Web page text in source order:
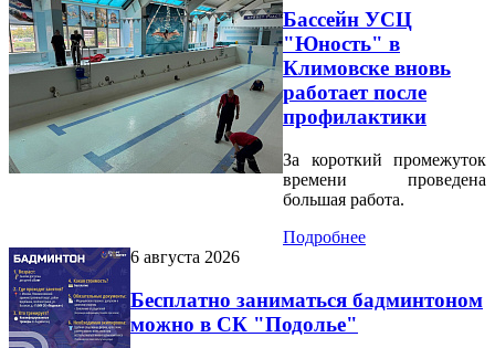
Бассейн УСЦ
"Юность" в
Климовске вновь
работает после
профилактики
За короткий промежуток
времени проведена
большая работа.
Подробнее
6 августа 2026
Бесплатно заниматься бадминтоном
можно в СК "Подолье"